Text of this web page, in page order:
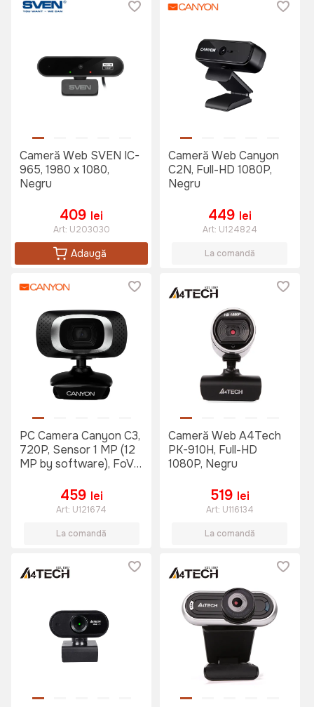
Cameră Web SVEN IC-
965, 1980 x 1080,
Negru
409 lei
Art: U203030
Adaugă
Cameră Web Canyon
C2N, Full-HD 1080P,
Negru
449 lei
Art: U124824
La comandă
PC Camera Canyon C3,
720P, Sensor 1 MP (12
MP by software), FoV
Black/Silver
459 lei
Art: U121674
La comandă
Cameră Web A4Tech
PK-910H, Full-HD
1080P, Negru
519 lei
Art: U116134
La comandă